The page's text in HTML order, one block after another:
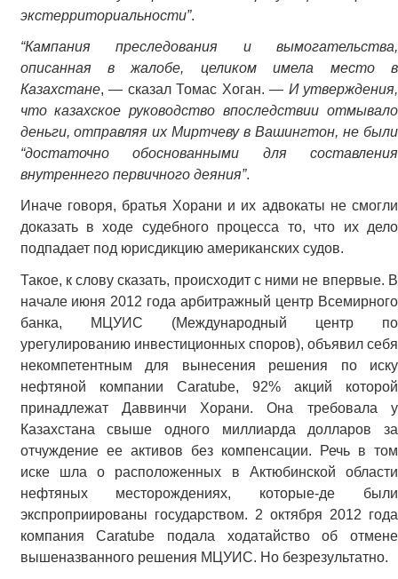
экстерриториальности”.
“Кампания преследования и вымогательства,
описанная в жалобе, целиком имела место в
Казахстане, — сказал Томас Хоган. — И утверждения,
что казахское руководство впоследствии отмывало
деньги, отправляя их Миртчеву в Вашингтон, не были
“достаточно обоснованными для составления
внутреннего первичного деяния”.
Иначе говоря, братья Хорани и их адвокаты не смогли
доказать в ходе судебного процесса то, что их дело
подпадает под юрисдикцию американских судов.
Такое, к слову сказать, происходит с ними не впервые. В
начале июня 2012 года арбитражный центр Всемирного
банка, МЦУИС (Международный центр по
урегулированию инвестиционных споров), объявил себя
некомпетентным для вынесения решения по иску
нефтяной компании Caratube, 92% акций которой
принадлежат Даввинчи Хорани. Она требовала у
Казахстана свыше одного миллиарда долларов за
отчуждение ее активов без компенсации. Речь в том
иске шла о расположенных в Актюбинской области
нефтяных месторождениях, которые-де были
экспроприированы государством. 2 октября 2012 года
компания Caratube подала ходатайство об отмене
вышеназванного решения МЦУИС. Но безрезультатно.